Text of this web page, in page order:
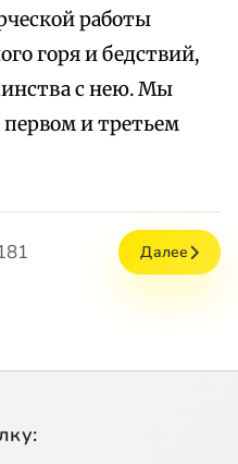
работы
горя и бедствий,
с нею. Мы
и третьем
Далее